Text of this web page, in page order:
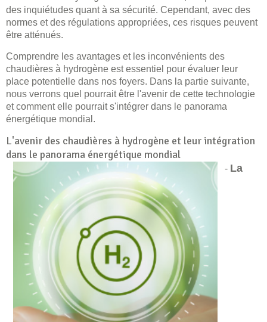
des inquiétudes quant à sa sécurité. Cependant, avec des
normes et des régulations appropriées, ces risques peuvent
être atténués.
Comprendre les avantages et les inconvénients des
chaudières à hydrogène est essentiel pour évaluer leur
place potentielle dans nos foyers. Dans la partie suivante,
nous verrons quel pourrait être l'avenir de cette technologie
et comment elle pourrait s'intégrer dans le panorama
énergétique mondial.
L'avenir des chaudières à hydrogène et leur intégration
dans le panorama énergétique mondial
- La